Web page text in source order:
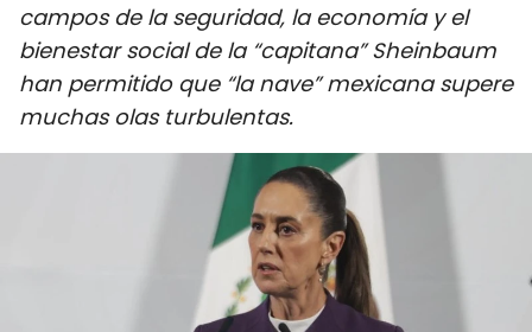
INTERNACIONAL
DEPORTES
VIAJES
PUENTE DE AMISTAD
HISTORIAS MULTIMEDIA
FOTOGRAFÍA
campos de la seguridad, la economía y el
bienestar social de la “capitana” Sheinbaum
han permitido que “la nave” mexicana supere
muchas olas turbulentas.